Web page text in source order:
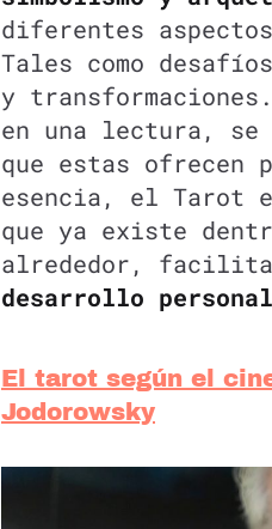
diferentes
Tales como
y
en una lectura, se
que estas ofrecen
esencia, el Tarot
que ya existe
alrededor,
desarrollo personal
El tarot según el
Jodorowsky